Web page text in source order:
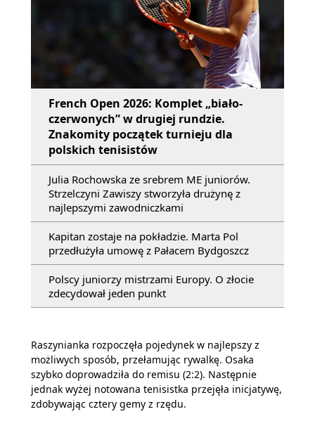
French Open 2026: Komplet „biało-
czerwonych” w drugiej rundzie.
Znakomity początek turnieju dla
polskich tenisistów
Julia Rochowska ze srebrem ME juniorów.
Strzelczyni Zawiszy stworzyła drużynę z
najlepszymi zawodniczkami
Kapitan zostaje na pokładzie. Marta Pol
przedłużyła umowę z Pałacem Bydgoszcz
Polscy juniorzy mistrzami Europy. O złocie
zdecydował jeden punkt
Raszynianka rozpoczęła pojedynek w najlepszy z
możliwych sposób, przełamując rywalkę. Osaka
szybko doprowadziła do remisu (2:2). Następnie
jednak wyżej notowana tenisistka przejęła inicjatywę,
zdobywając cztery gemy z rzędu.